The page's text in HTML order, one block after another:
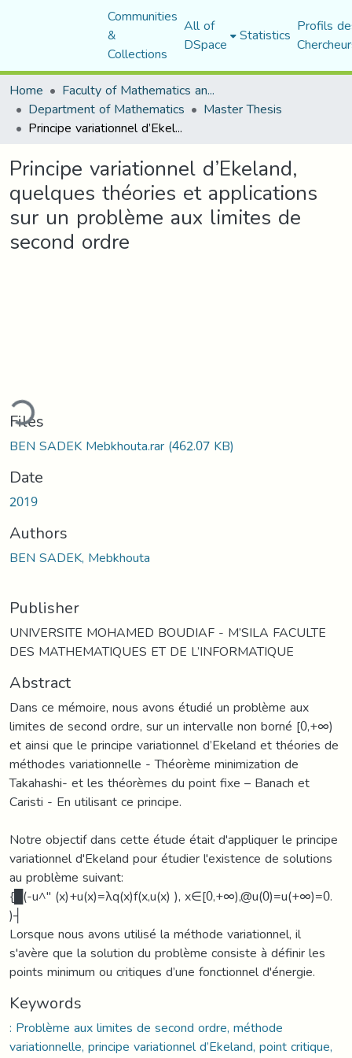
Communities
&
Collections
All of
DSpace Statistics Profils
Home
Faculty of Mathematics and Computer Science
Department of Mathematics Master Thesis
Principe variationnel d’Ekeland, quelques théories et applications sur un problème aux limites de second ordre
Principe variationnel d’Ekeland,
quelques théories et applications
sur un problème aux limites de
second ordre
Files
BEN SADEK Mebkhouta.rar(462.07 KB)
Date
2019
Authors
BEN SADEK, Mebkhouta
Publisher
UNIVERSITE MOHAMED BOUDIAF - M’SILA FACULTE
DES MATHEMATIQUES ET DE L’INFORMATIQUE
Abstract
Dans ce mémoire, nous avons étudié un problème aux
limites de second ordre, sur un intervalle non borné [0,+∞)
et ainsi que le principe variationnel d’Ekeland et théories de
méthodes variationnelle - Théorème minimization de
Takahashi- et les théorèmes du point fixe – Banach et
Caristi - En utilisant ce principe.
Notre objectif dans cette étude était d'appliquer le principe
variationnel d'Ekeland pour étudier l'existence de solutions
au problème suivant:
{█(-u^'' (x)+u(x)=λq(x)f(x,u(x) ), x∈[0,+∞),@u(0)=u(+∞)=0.
)┤
Lorsque nous avons utilisé la méthode variationnel, il
s'avère que la solution du problème consiste à définir les
points minimum ou critiques d’une fonctionnel d'énergie.
Keywords
: Problème aux limites de second ordre, méthode
variationnelle, principe variationnel d’Ekeland, point critique,